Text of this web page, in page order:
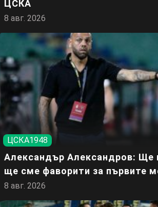
ЦСКА
8 авг. 2026
ЦСКА1948
Александър Александров: Ще
ще сме фаворити за първите
8 авг. 2026